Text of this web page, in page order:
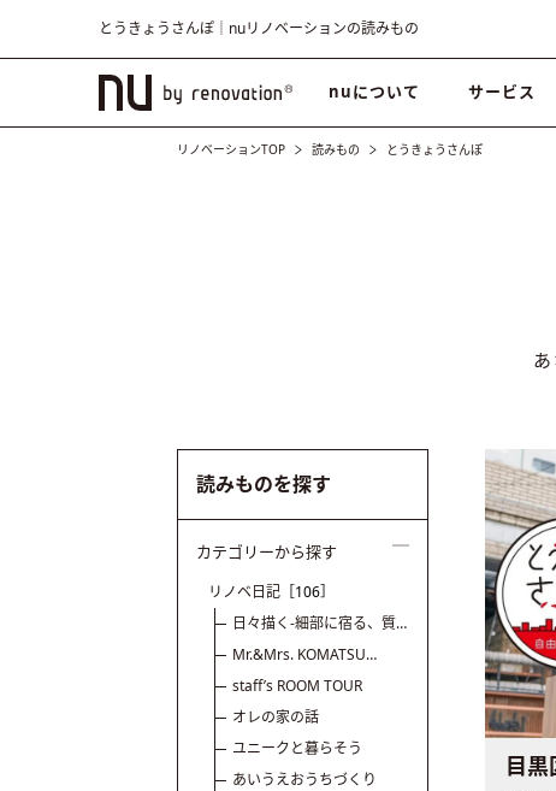
とうきょうさんぽ｜nuリノベーションの読みもの
nuについて サービス
リノベーションTOP 読みもの とうきょうさんぽ
目黒
読みものを探す
カテゴリーから探す
リノベ日記 ［106］
日々描く-細部に宿る、質
の話
Mr.&Mrs. KOMATSU
renovation diary
staff’s ROOM TOUR
オレの家の話
ユニークと暮らそう
あいうえおうちづくり